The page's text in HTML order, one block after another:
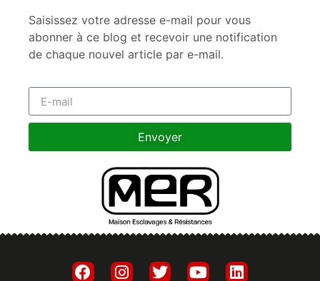
Saisissez votre adresse e-mail pour vous
abonner à ce blog et recevoir une notification
de chaque nouvel article par e-mail.
Envoyer